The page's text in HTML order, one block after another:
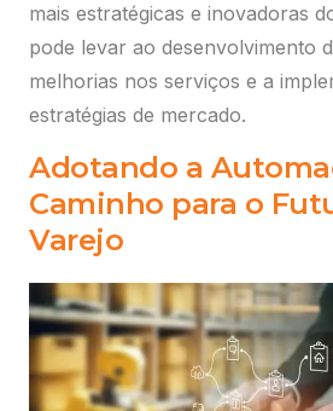
mais estratégicas e inovadoras
pode levar ao desenvolvimento
melhorias nos serviços e a
estratégias de mercado.
Adotando a
Caminho para o
Varejo